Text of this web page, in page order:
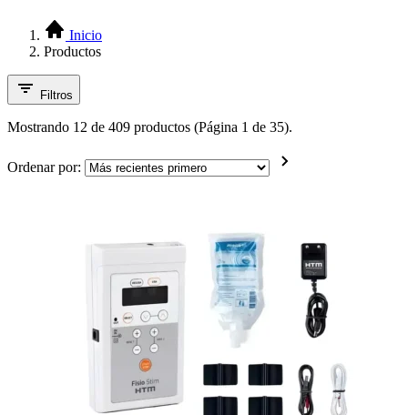
Inicio
Productos
Filtros
Mostrando 12 de 409 productos (Página 1 de 35).
Ordenar por: